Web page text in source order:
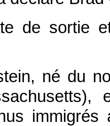
de sortie
né du